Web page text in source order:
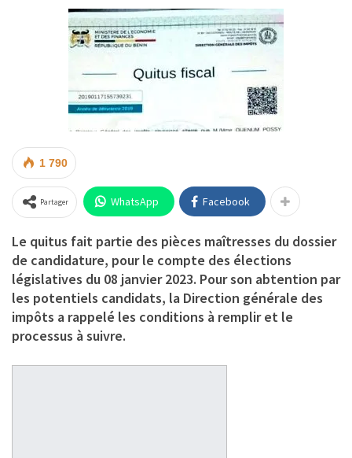
1 790
Partager WhatsApp Facebook
Le quitus fait partie des pièces maîtresses du dossier
de candidature, pour le compte des élections
législatives du 08 janvier 2023. Pour son abtention par
les potentiels candidats, la Direction générale des
impôts a rappelé les conditions à remplir et le
processus à suivre.